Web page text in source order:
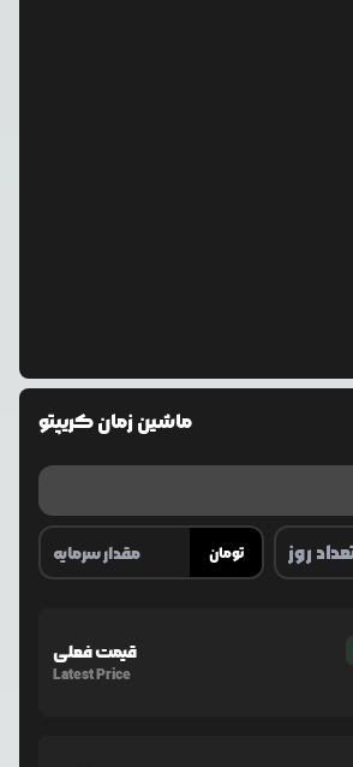
ماشین زمان کریپتو
تومان
قیمت فعلی
Latest Price